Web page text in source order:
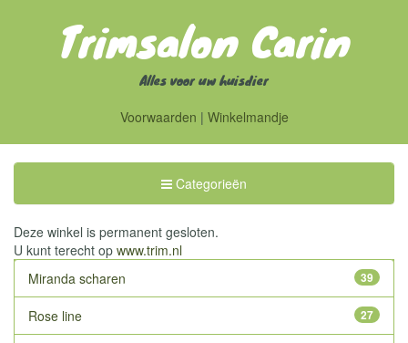
Trimsalon Carin
Alles voor uw huisdier
Voorwaarden | Winkelmandje
Toggle
Categorieën
Categorieën
Deze winkel is permanent gesloten.
U kunt terecht op www.trim.nl
Miranda scharen
39
Rose line 27